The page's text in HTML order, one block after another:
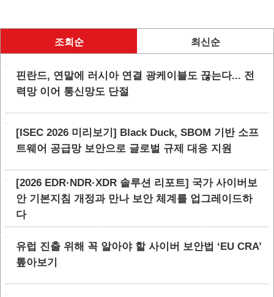
조회순 최신순
핀란드, 연말에 러시아 연결 광케이블도 끊는다... 전
력망 이어 통신망도 단절
[ISEC 2026 미리보기] Black Duck, SBOM 기반 소프
트웨어 공급망 보안으로 글로벌 규제 대응 지원
[2026 EDR·NDR·XDR 솔루션 리포트] 국가 사이버보
안 기본지침 개정과 만나 보안 체계를 업그레이드하
다
유럽 진출 위해 꼭 알아야 할 사이버 보안법 ‘EU CRA’
톺아보기